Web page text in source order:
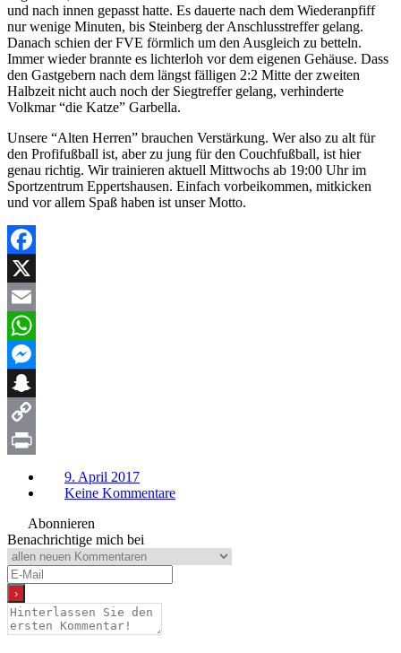
und nach innen gepasst hatte. Es dauerte nach dem Wiederanpfiff
nur wenige Minuten, bis Steinberg der Anschlusstreffer gelang.
Danach schien der FVE förmlich um den Ausgleich zu betteln.
Immer wieder brannte es lichterloh vor dem eigenen Gehäuse. Dass
den Gastgebern nach dem längst fälligen 2:2 Mitte der zweiten
Halbzeit nicht auch noch der Siegtreffer gelang, verhinderte
Volkmar “die Katze” Garbella.
Unsere “Alten Herren” brauchen Verstärkung. Wer also zu alt für
den Profifußball ist, aber zu jung für den Couchfußball, ist hier
genau richtig. Wir trainieren aktuell Mittwochs ab 19:00 Uhr im
Sportzentrum Eppertshausen. Einfach vorbeikommen, mitkicken
und vor allem Spaß haben ist unser Motto.
Facebook
X
Email
WhatsApp
Messenger
Snapchat
Copy
9. April 2017
Keine Kommentare
Abonnieren
Benachrichtige mich bei